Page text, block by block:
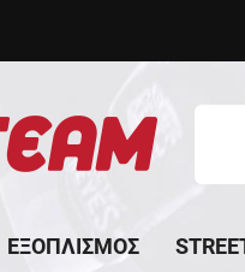
ΕΞΟΠΛΙΣΜΟΣ